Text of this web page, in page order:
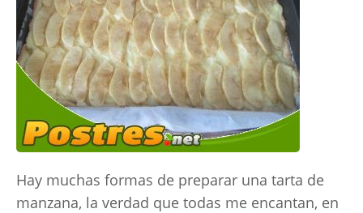
Hay muchas formas de preparar una tarta de
manzana, la verdad que todas me encantan, en